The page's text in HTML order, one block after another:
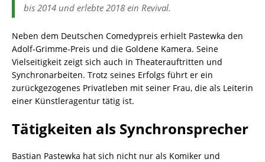
bis 2014 und erlebte 2018 ein Revival.
Neben dem Deutschen Comedypreis erhielt Pastewka den
Adolf-Grimme-Preis und die Goldene Kamera. Seine
Vielseitigkeit zeigt sich auch in Theaterauftritten und
Synchronarbeiten. Trotz seines Erfolgs führt er ein
zurückgezogenes Privatleben mit seiner Frau, die als Leiterin
einer Künstleragentur tätig ist.
Tätigkeiten als Synchronsprecher
Bastian Pastewka hat sich nicht nur als Komiker und